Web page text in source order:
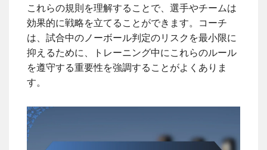
これらの規則を理解することで、選手やチームは
効果的に戦略を立てることができます。コーチ
は、試合中のノーボール判定のリスクを最小限に
抑えるために、トレーニング中にこれらのルール
を遵守する重要性を強調することがよくありま
す。